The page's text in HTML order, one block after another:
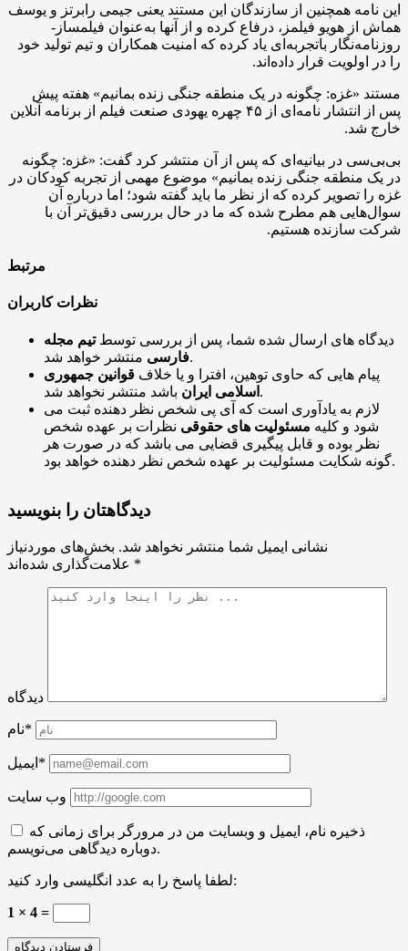
این نامه همچنین از سازندگان این مستند یعنی جیمی رابرتز و یوسف
هماش از هویو فیلمز، درفاع کرده و از آنها به‌عنوان فیلمساز-
روزنامه‌نگار باتجربه‌ای یاد کرده که امنیت همکاران و تیم تولید خود
را در اولویت قرار داده‌اند.
مستند «غزه: چگونه در یک منطقه جنگی زنده بمانیم» هفته پیش
پس از انتشار نامه‌ای از ۴۵ چهره یهودی صنعت فیلم از برنامه آنلاین
خارج شد.
بی‌بی‌سی در بیانیه‌ای که پس از آن منتشر کرد گفت: «غزه: چگونه
در یک منطقه جنگی زنده بمانیم» موضوع مهمی از تجربه کودکان در
غزه را تصویر کرده که از نظر ما باید گفته شود؛ اما درباره آن
سوال‌هایی هم مطرح شده که ما در حال بررسی دقیق‌تر آن با
شرکت سازنده هستیم.
مرتبط
نظرات کاربران
دیدگاه های ارسال شده شما، پس از بررسی توسطتیم مجله
فارسیمنتشر خواهد شد.
پیام هایی که حاوی توهین، افترا و یا خلاف قوانین جمهوری
اسلامی ایران باشد منتشر نخواهد شد.
لازم به یادآوری است که آی پی شخص نظر دهنده ثبت می
شود و کلیه مسئولیت های حقوقی نظرات بر عهده شخص
نظر بوده و قابل پیگیری قضایی می باشد که در صورت هر
گونه شکایت مسئولیت بر عهده شخص نظر دهنده خواهد بود.
دیدگاهتان را بنویسید
نشانی ایمیل شما منتشر نخواهد شد. بخش‌های موردنیاز
*
دیدگاه
نام*
ایمیل*
وب سایت
ذخیره نام، ایمیل و وبسایت من در مرورگر برای زمانی که
دوباره دیدگاهی می‌نویسم.
لطفا پاسخ را به عدد انگلیسی وارد کنید:
1 × 4 =